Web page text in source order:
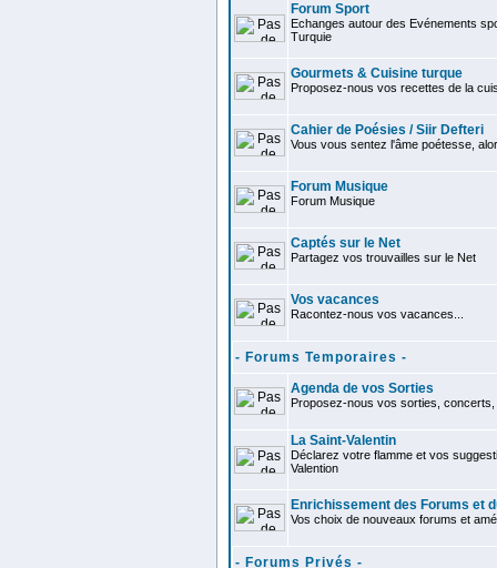
Forum Sport
Echanges autour des Evénements
Turquie
Gourmets & Cuisine turque
Proposez-nous vos recettes de la
Cahier de Poésies / Siir Defteri
Vous vous sentez l'âme poétesse,
Forum Musique
Forum Musique
Captés sur le Net
Partagez vos trouvailles sur le Net
Vos vacances
Racontez-nous vos vacances...
- Forums Temporaires -
Agenda de vos Sorties
Proposez-nous vos sorties,
La Saint-Valentin
Déclarez votre flamme et vos
Valention
Enrichissement des Forums et
Vos choix de nouveaux forums et
- Forums Privés -